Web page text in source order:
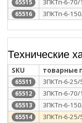
65515 3ПКТп-6-70/
65516 3ПКТп-6-
Технические
SKU товарные
65511 3ПКТп-6-25/
65512 3ПКТп-6-70/
65513 3ПКТп-6-
65514 3ПКТп-6-25/